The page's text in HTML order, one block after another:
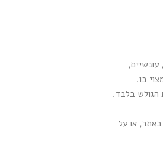
בו.
הגולש בלבד.
באתר, או על